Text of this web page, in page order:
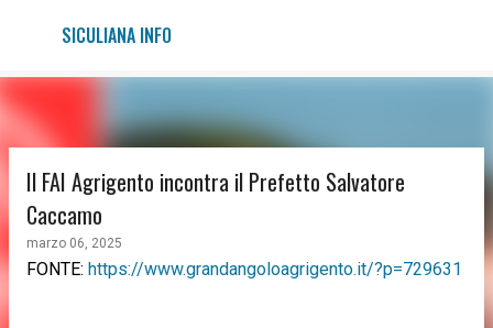
Passa ai contenuti principali
SICULIANA INFO
Il FAI Agrigento incontra il Prefetto Salvatore
Caccamo
marzo 06, 2025
FONTE: https://www.grandangoloagrigento.it/?p=729631